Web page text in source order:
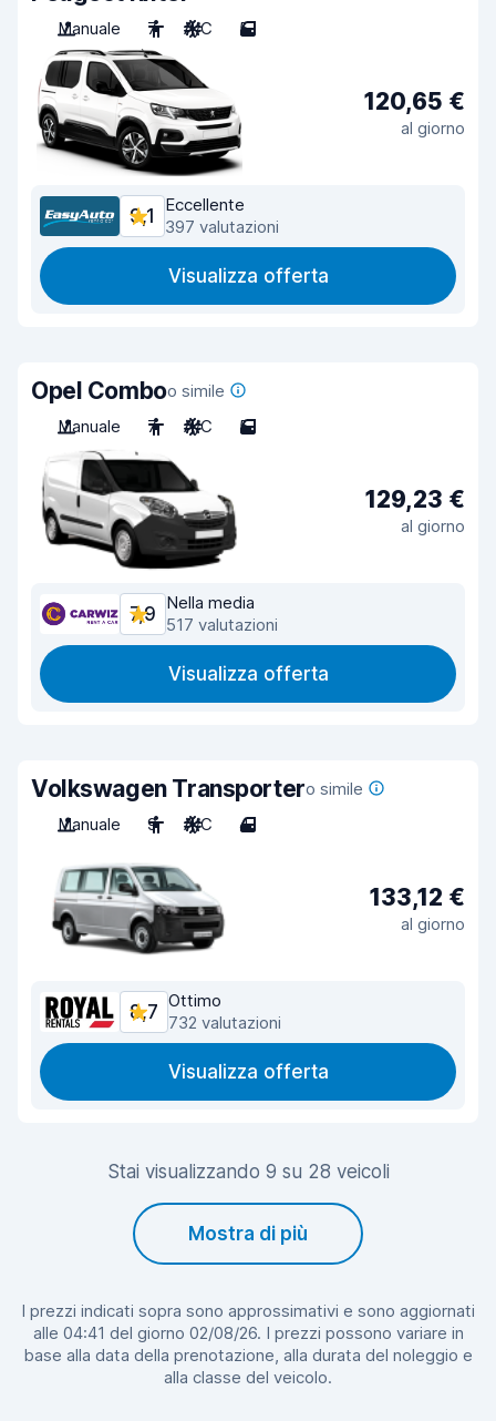
Manuale
7 A/C 5
120,65 €
al giorno
9,1
Eccellente
397 valutazioni
Visualizza offerta
Opel Comboo simile
Manuale
7 A/C 5
129,23 €
al giorno
7,9
Nella media
517 valutazioni
Visualizza offerta
Volkswagen Transportero simile
Manuale
9 A/C 4
133,12 €
al giorno
8,7
Ottimo
732 valutazioni
Visualizza offerta
Stai visualizzando 9 su 28 veicoli
Mostra di più
I prezzi indicati sopra sono approssimativi e sono aggiornati
alle 04:41 del giorno 02/08/26. I prezzi possono variare in
base alla data della prenotazione, alla durata del noleggio e
alla classe del veicolo.